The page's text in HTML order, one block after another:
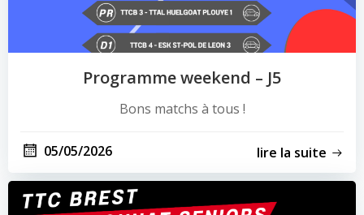
Programme weekend – J5
Bons matchs à tous !
05/05/2026 lire la suite